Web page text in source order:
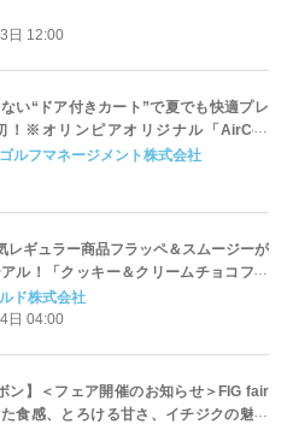
ール 8月6日(木)より順次スタート
日 12:00
い“ドア付きカート”で夏でも快適プレ
※オリンピアオリジナル「AirCon
ンカート）」導入 | ＰＧＭ
ルフマネージメント株式会社
レギュラー商品フラッペ＆スムージーが
ル！「クッキー＆クリームチョコフラ
ースムージー」8月5日（水）から販売
ド株式会社
日 04:00
ン】＜フェア開催のお知らせ＞FIG fair
食感、とろける甘さ、イチジクの魅力